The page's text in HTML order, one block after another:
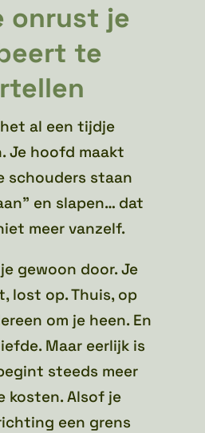
onrust je
te
al een tijdje
Je hoofd maakt
schouders staan
en slapen… dat
meer vanzelf.
gewoon door. Je
lost op. Thuis, op
om je heen. En
Maar eerlijk is
steeds meer
kosten. Alsof je
een grens